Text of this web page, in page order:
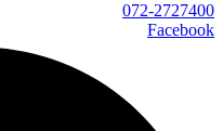
072-2727400
Facebook